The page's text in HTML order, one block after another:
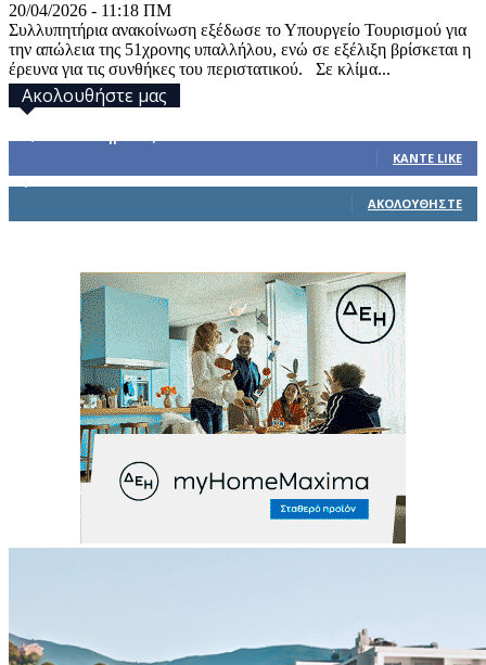
20/04/2026 - 11:18 ΠΜ
Συλλυπητήρια ανακοίνωση εξέδωσε το Υπουργείο Τουρισμού για
την απώλεια της 51χρονης υπαλλήλου, ενώ σε εξέλιξη βρίσκεται η
έρευνα για τις συνθήκες του περιστατικού. Σε κλίμα...
Ακολουθήστε μας
ΚΆΝΤΕ LIKE
ΑΚΟΛΟΥΘΉΣΤΕ